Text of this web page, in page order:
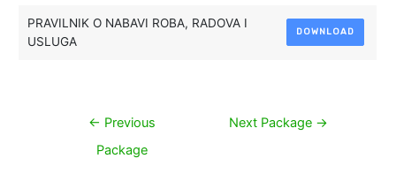
PRAVILNIK O NABAVI ROBA, RADOVA I
USLUGA
DOWNLOAD
Navigacija
← Previous
Package
Next Package →